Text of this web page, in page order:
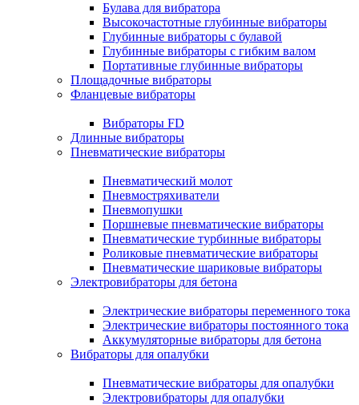
Булава для вибратора
Высокочастотные глубинные вибраторы
Глубинные вибраторы с булавой
Глубинные вибраторы с гибким валом
Портативные глубинные вибраторы
Площадочные вибраторы
Фланцевые вибраторы
Вибраторы FD
Длинные вибраторы
Пневматические вибраторы
Пневматический молот
Пневмостряхиватели
Пневмопушки
Поршневые пневматические вибраторы
Пневматические турбинные вибраторы
Роликовые пневматические вибраторы
Пневматические шариковые вибраторы
Электровибраторы для бетона
Электрические вибраторы переменного тока
Электрические вибраторы постоянного тока
Аккумуляторные вибраторы для бетона
Вибраторы для опалубки
Пневматические вибраторы для опалубки
Электровибраторы для опалубки